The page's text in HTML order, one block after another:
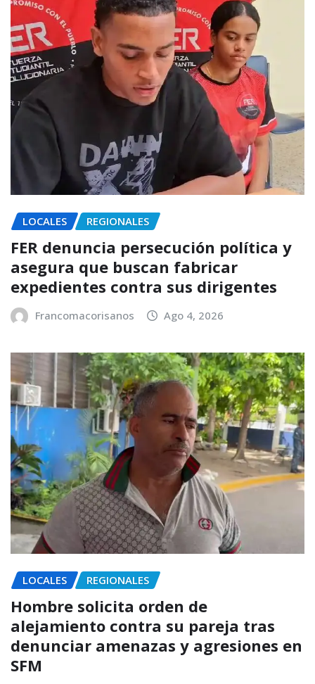
LOCALES REGIONALES
FER denuncia persecución política y
asegura que buscan fabricar
expedientes contra sus dirigentes
Francomacorisanos Ago 4, 2026
LOCALES REGIONALES
Hombre solicita orden de
alejamiento contra su pareja tras
denunciar amenazas y agresiones en
SFM